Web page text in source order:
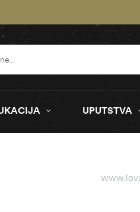
UPUTSTVA